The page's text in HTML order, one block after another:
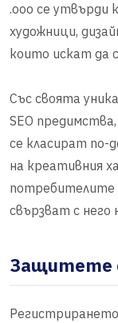
.ooo се утвърди
художници,
които искат да
Със своята
SEO
се класират по-
на креативния
потребителите
свързват с него
Защитете